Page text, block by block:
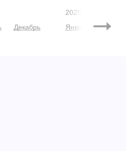
Декабрь
2025
Январь